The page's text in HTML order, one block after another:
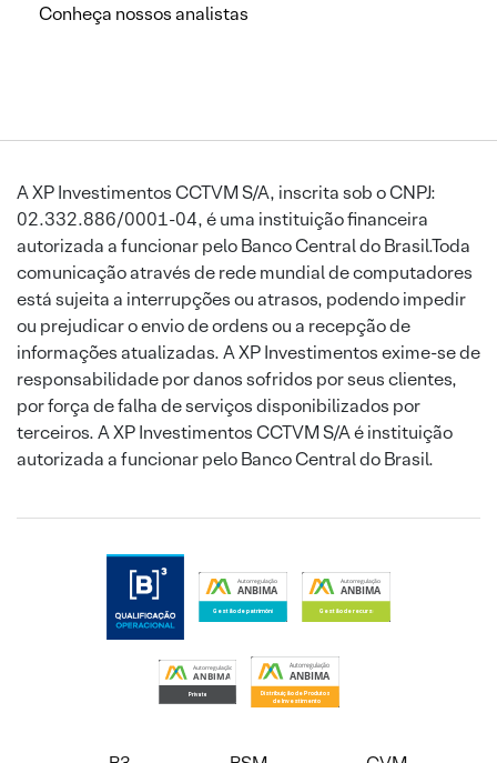
Conheça nossos analistas
A XP Investimentos CCTVM S/A, inscrita sob o CNPJ:
02.332.886/0001-04, é uma instituição financeira
autorizada a funcionar pelo Banco Central do Brasil.Toda
comunicação através de rede mundial de computadores
está sujeita a interrupções ou atrasos, podendo impedir
ou prejudicar o envio de ordens ou a recepção de
informações atualizadas. A XP Investimentos exime-se de
responsabilidade por danos sofridos por seus clientes,
por força de falha de serviços disponibilizados por
terceiros. A XP Investimentos CCTVM S/A é instituição
autorizada a funcionar pelo Banco Central do Brasil.